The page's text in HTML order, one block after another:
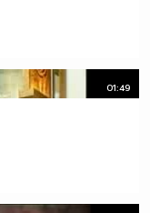
01:49